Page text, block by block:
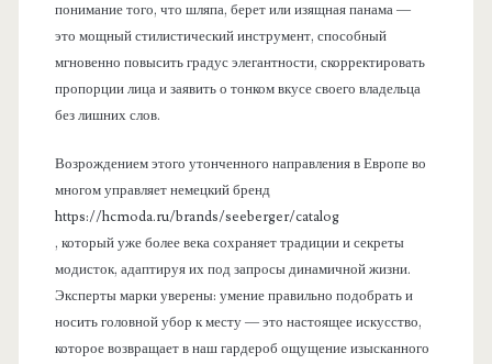
понимание того, что шляпа, берет или изящная панама —
это мощный стилистический инструмент, способный
мгновенно повысить градус элегантности, скорректировать
пропорции лица и заявить о тонком вкусе своего владельца
без лишних слов.
Возрождением этого утонченного направления в Европе во
многом управляет немецкий бренд
https://hcmoda.ru/brands/seeberger/catalog
, который уже более века сохраняет традиции и секреты
модисток, адаптируя их под запросы динамичной жизни.
Эксперты марки уверены: умение правильно подобрать и
носить головной убор к месту — это настоящее искусство,
которое возвращает в наш гардероб ощущение изысканного